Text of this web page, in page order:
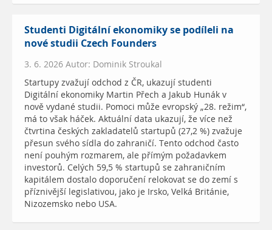
Studenti Digitální ekonomiky se podíleli na
nové studii Czech Founders
3. 6. 2026 Autor: Dominik Stroukal
Startupy zvažují odchod z ČR, ukazují studenti
Digitální ekonomiky Martin Přech a Jakub Hunák v
nově vydané studii. Pomoci může evropský „28. režim“,
má to však háček. Aktuální data ukazují, že více než
čtvrtina českých zakladatelů startupů (27,2 %) zvažuje
přesun svého sídla do zahraničí. Tento odchod často
není pouhým rozmarem, ale přímým požadavkem
investorů. Celých 59,5 % startupů se zahraničním
kapitálem dostalo doporučení relokovat se do zemí s
příznivější legislativou, jako je Irsko, Velká Británie,
Nizozemsko nebo USA.